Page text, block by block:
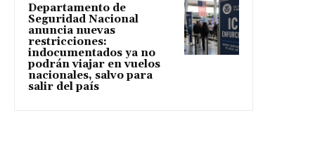
Departamento de
Seguridad Nacional
anuncia nuevas
restricciones:
indocumentados ya no
podrán viajar en vuelos
nacionales, salvo para
salir del país